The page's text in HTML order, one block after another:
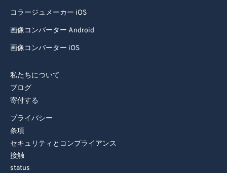
コラージュメーカー iOS
画像コンバーター Android
画像コンバーター iOS
私たちについて
ブログ
寄付する
プライバシー
条項
セキュリティとコンプライアンス
接触
status